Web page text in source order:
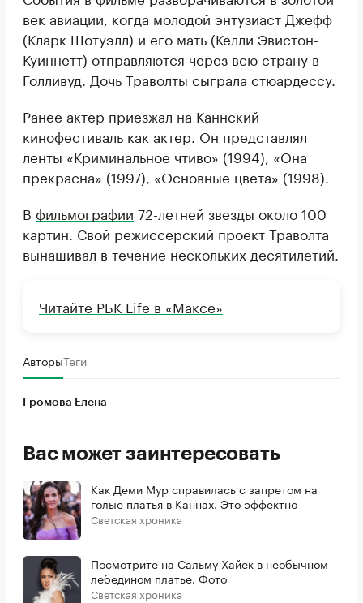
век авиации, когда молодой энтузиаст Джефф
(Кларк Шотуэлл) и его мать (Келли Эвистон-
Куиннетт) отправляются через всю страну в
Голливуд. Дочь Траволты сыграла стюардессу.
Ранее актер приезжал на Каннский
кинофестиваль как актер. Он представлял
ленты «Криминальное чтиво» (1994), «Она
прекрасна» (1997), «Основные цвета» (1998).
В фильмографии 72-летней звезды около 100
картин. Свой режиссерский проект Траволта
вынашивал в течение нескольких десятилетий.
Читайте РБК Life в «Максе»
АвторыТеги
Громова Елена
Вас может заинтересовать
Как Деми Мур справилась с запретом на
голые платья в Каннах. Это эффектно
Светская хроника
Посмотрите на Сальму Хайек в необычном
лебедином платье. Фото
Светская хроника